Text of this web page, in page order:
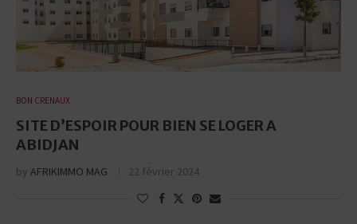
BON CRENAUX
SITE D’ESPOIR POUR BIEN SE LOGER A
ABIDJAN
by AFRIKIMMO MAG 22 février 2024